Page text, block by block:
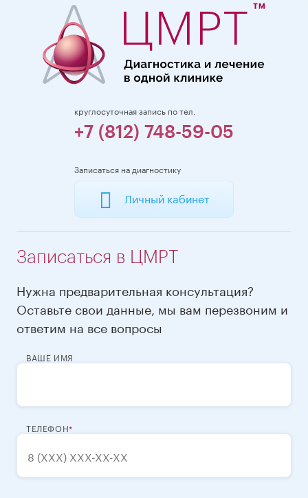
круглосуточная запись по тел.
+7 (812) 748-59-05
Записаться на диагностику
Личный кабинет
Записаться в ЦМРТ
Нужна предварительная консультация?
Оставьте свои данные, мы вам перезвоним и
ответим на все вопросы
ВАШЕ ИМЯ
ТЕЛЕФОН